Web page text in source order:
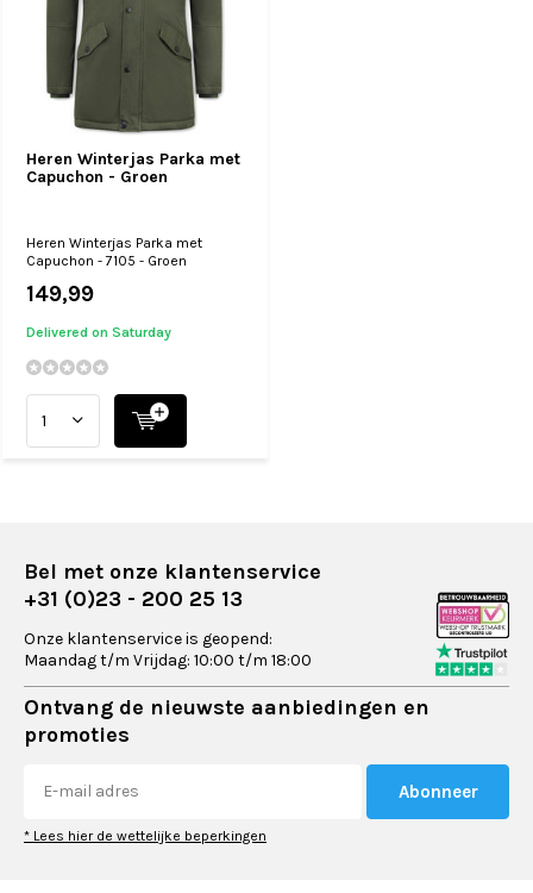
Heren Winterjas Parka met
Capuchon - Groen
Heren Winterjas Parka met
Capuchon - 7105 - Groen
149,99
Delivered on Saturday
Bel met onze klantenservice
+31 (0)23 - 200 25 13
Onze klantenservice is geopend:
Maandag t/m Vrijdag: 10:00 t/m 18:00
Ontvang de nieuwste aanbiedingen en
promoties
Abonneer
* Lees hier de wettelijke beperkingen